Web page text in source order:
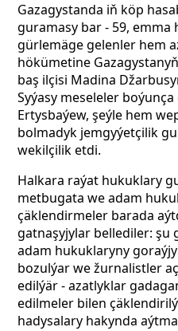
Gazagystanda iň köp
guramasy bar - 59, emma
gürlemäge gelenler hem
hökümetine
baş ilçisi Madina
Syýasy meseleler
Ertysbaýew, şeýle hem
bolmadyk jemgyýetçilik
wekilçilik etdi.
Halkara raýat hukuklary
metbugata we adam
çäklendirmeler barada
gatnaşyjylar bellediler: şu
adam hukuklaryny
bozulýar we žurnalistler
edilýär - azatlyklar
edilmeler bilen
hadysalary hakynda